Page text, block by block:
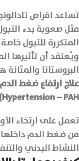
مثل صعوبة بدء
المتكررة للتبول
ويُعتقد أن تأثيرها
البروستاتا
Hypertension – PAH):
تعمل على ارتخاء
من ضغط الدم
النشاط البدني